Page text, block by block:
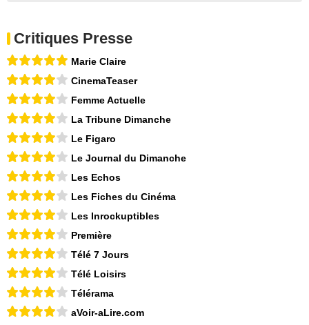
Critiques Presse
Marie Claire
CinemaTeaser
Femme Actuelle
La Tribune Dimanche
Le Figaro
Le Journal du Dimanche
Les Echos
Les Fiches du Cinéma
Les Inrockuptibles
Première
Télé 7 Jours
Télé Loisirs
Télérama
aVoir-aLire.com